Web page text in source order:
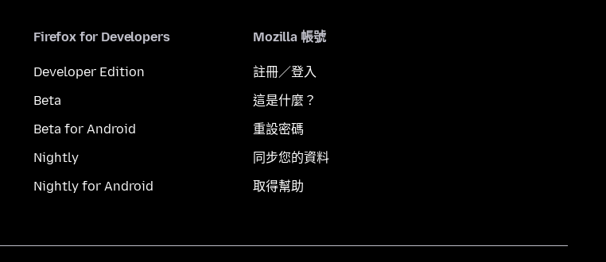
Firefox for Developers
Developer Edition
Beta
Beta for Android
Nightly
Nightly for Android
Mozilla 帳號
註冊／登入
這是什麼？
重設密碼
同步您的資料
取得幫助